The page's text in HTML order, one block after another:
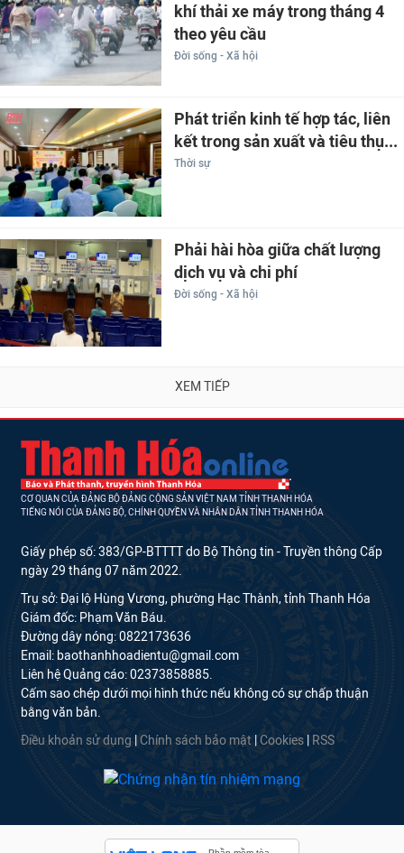
khí thải xe máy trong tháng 4
theo yêu cầu
Đời sống - Xã hội
Phát triển kinh tế hợp tác, liên
kết trong sản xuất và tiêu thụ...
Thời sự
Phải hài hòa giữa chất lượng
dịch vụ và chi phí
Đời sống - Xã hội
XEM TIẾP
CƠ QUAN CỦA ĐẢNG BỘ ĐẢNG CỘNG SẢN VIỆT NAM TỈNH THANH HÓA
TIẾNG NÓI CỦA ĐẢNG BỘ, CHÍNH QUYỀN VÀ NHÂN DÂN TỈNH THANH HÓA
Giấy phép số: 383/GP-BTTTT do Bộ Thông tin - Truyền thông Cấp
ngày 29 tháng 07 năm 2022.
Trụ sở: Đại lộ Hùng Vương, phường Hạc Thành, tỉnh Thanh Hóa
Giám đốc: Phạm Văn Báu.
Đường dây nóng: 0822173636
Email: baothanhhoadientu@gmail.com
Liên hệ Quảng cáo: 02373858885.
Cấm sao chép dưới mọi hình thức nếu không có sự chấp thuận
bằng văn bản.
Điều khoản sử dụng Chính sách bảo mật Cookies RSS